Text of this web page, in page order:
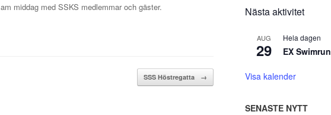
middag med SSKS medlemmar och gäster.
SSS Höstregatta →
Nästa aktivitet
AUG
29
Hela dagen
EX Swimrun
Visa kalender
SENASTE NYTT